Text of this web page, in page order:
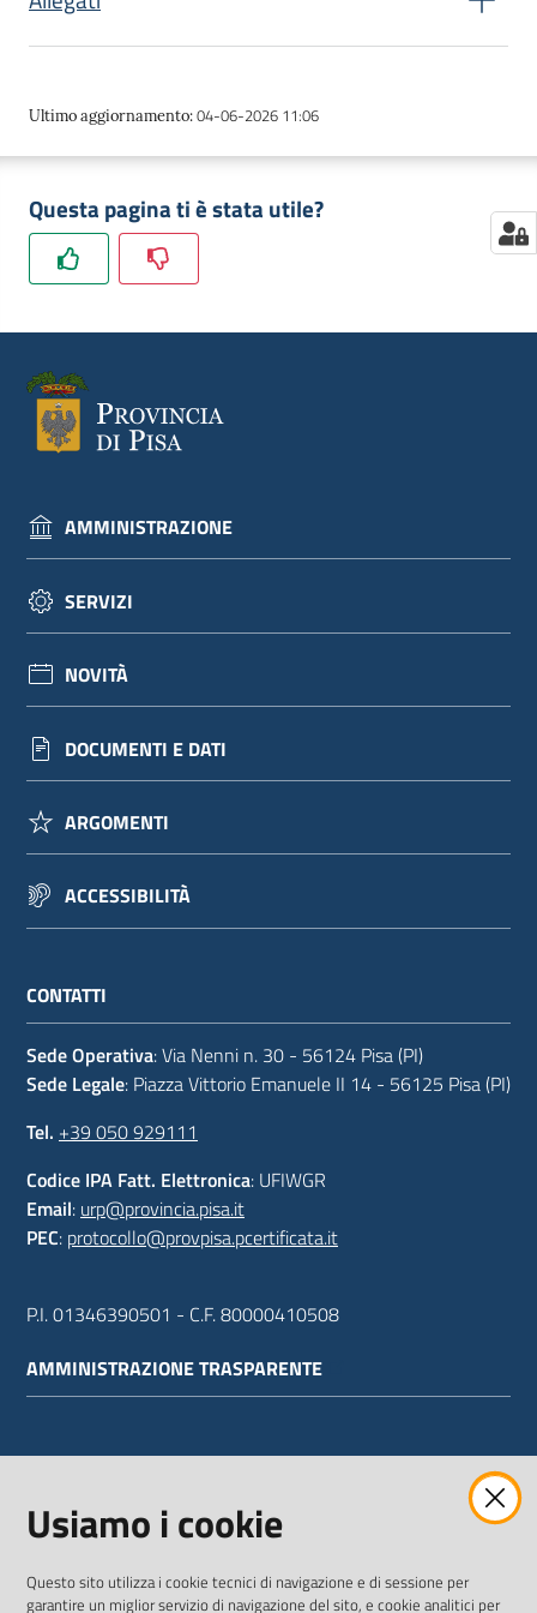
Diritto di accesso dell'interessato
Regolamento
INFORMATIVA CITTADINI.doc
INFORMATIVA Videosorveglianza.docx
MODELLO ESERCIZIO DEI DIRITTI .docx
Ultimo aggiornamento:04-06-2026 11:06
Questa pagina ti è stata utile?
AMMINISTRAZIONE
SERVIZI
NOVITÀ
DOCUMENTI E DATI
ARGOMENTI
ACCESSIBILITÀ
CONTATTI
Sede Operativa: Via Nenni n. 30 - 56124 Pisa (PI)
Sede Legale: Piazza Vittorio Emanuele II 14 - 56125 Pisa (PI)
Tel. +39 050 929111
Codice IPA Fatt. Elettronica: UFIWGR
Email: urp@provincia.pisa.it
PEC: protocollo@provpisa.pcertificata.it
P.I. 01346390501 - C.F. 80000410508
AMMINISTRAZIONE TRASPARENTE
SEGUICI SU
Usiamo i cookie
Questo sito utilizza i cookie tecnici di navigazione e di sessione per
garantire un miglior servizio di navigazione del sito, e cookie analitici per